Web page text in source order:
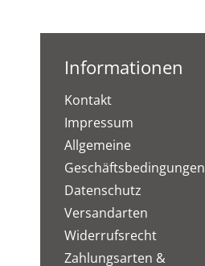
Informationen
Kontakt
Impressum
Allgemeine
Geschäftsbedingungen
Datenschutz
Versandarten
Widerrufsrecht
Zahlungsarten &